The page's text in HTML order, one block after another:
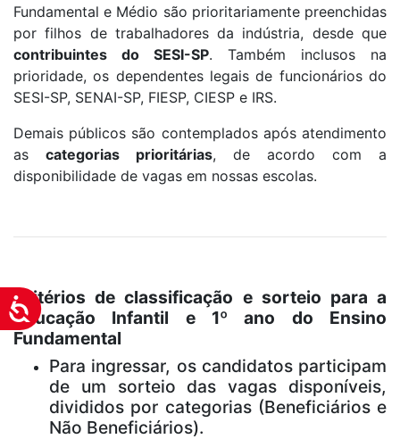
Acessibilidade
Fundamental e Médio são prioritariamente preenchidas
por filhos de trabalhadores da indústria, desde que
contribuintes do SESI-SP. Também inclusos na
prioridade, os dependentes legais de funcionários do
SESI-SP, SENAI-SP, FIESP, CIESP e IRS.
Demais públicos são contemplados após atendimento
as categorias prioritárias, de acordo com a
disponibilidade de vagas em nossas escolas.
Critérios de classificação e sorteio para a
Educação Infantil e 1º ano do Ensino
Fundamental
Para ingressar, os candidatos participam
de um sorteio das vagas disponíveis,
divididos por categorias (Beneficiários e
Não Beneficiários).